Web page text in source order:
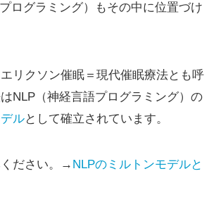
ログラミング）もその中に位置づけ
リクソン催眠＝現代催眠療法とも呼
NLP（神経言語プログラミング）の
ルとして確立されています。
ださい。→ NLPのミルトンモデルと